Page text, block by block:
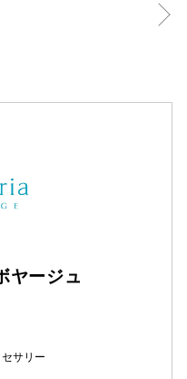
ヤージュ
サリー